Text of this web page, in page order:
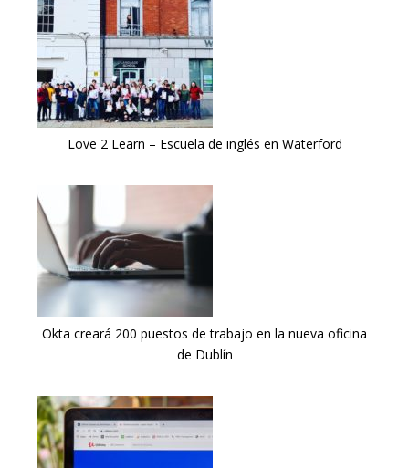
Love 2 Learn – Escuela de inglés en Waterford
Okta creará 200 puestos de trabajo en la nueva oficina
de Dublín